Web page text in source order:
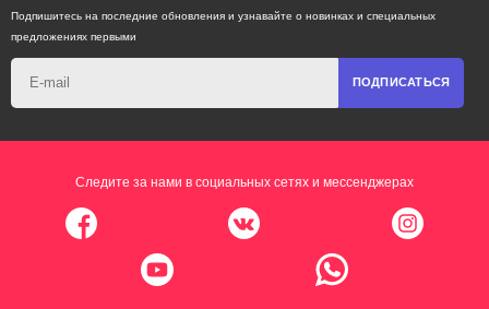
Подпишитесь на последние обновления и узнавайте о новинках и специальных
предложениях первыми
ПОДПИСАТЬСЯ
Следите за нами в социальных сетях и мессенджерах